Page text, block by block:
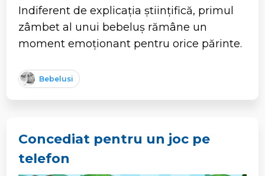
Indiferent de explicația științifică, primul
zâmbet al unui bebeluș rămâne un
moment emoționant pentru orice părinte.
Bebelusi
Concediat pentru un joc pe
telefon